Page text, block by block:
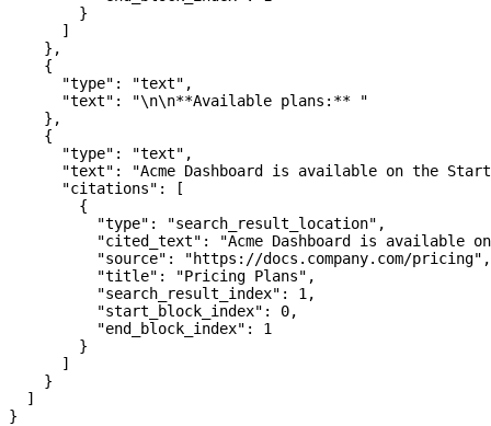
        }
      ]
    },
    {
      "type"
: "text" ,
      "text"
: "\n\n**Available plans:** "
    },
    {
      "type"
: "text" ,
      "text"
:
"Acme Dashboard is available on the
      "citations"
: [
        {
          "type"
: "search_result_location" ,
          "cited_text"
:
"Acme Dashboard is available
          "source"
: "https://docs.company.com/pricing" ,
          "title"
: "Pricing Plans" ,
          "search_result_index"
: 1 ,
          "start_block_index"
: 0,
          "end_block_index"
: 1
        }
      ]
    }
  ]
}